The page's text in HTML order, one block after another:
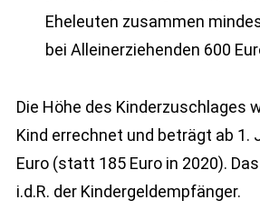
Eheleuten zusammen
bei Alleinerziehenden 600
Die Höhe des Kinderzuschlages
Kind errechnet und beträgt ab 1.
Euro (statt 185 Euro in 2020).
i.d.R. der Kindergeldempfänger.